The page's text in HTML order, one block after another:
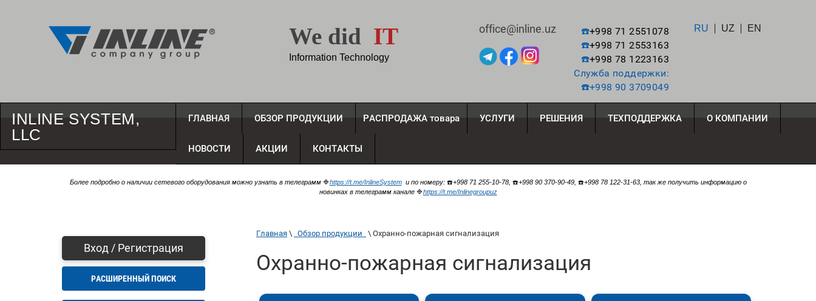
We did IT
Information Technology
office@inline.uz ☎️+998 71 2551078
☎️+998 71 2553163
☎️+998 78 1223163
Служба поддержки:
☎️+998 90 3709049
RU UZ EN
INLINE SYSTEM,
LLC
ГЛАВНАЯ ОБЗОР ПРОДУКЦИИ РАСПРОДАЖА товара УСЛУГИ РЕШЕНИЯ ТЕХПОДДЕРЖКА О КОМПАНИИ
НОВОСТИ АКЦИИ КОНТАКТЫ
Более подробно о наличии сетевого оборудования можно узнать в телеграмм 🔷https://t.me/InlineSystemи по номеру: ☎️+998 71 255-10-78, ☎️+998 90 370-90-49, ☎️+998 78 122-31-63, так же получить информацию о
новинках в телеграмм канале 🔷https://t.me/Inlinegroupuz
Вход / Регистрация
РАСШИРЕННЫЙ ПОИСК
Главная \ Обзор продукции \ Охранно-пожарная сигнализация
Охранно-пожарная сигнализация